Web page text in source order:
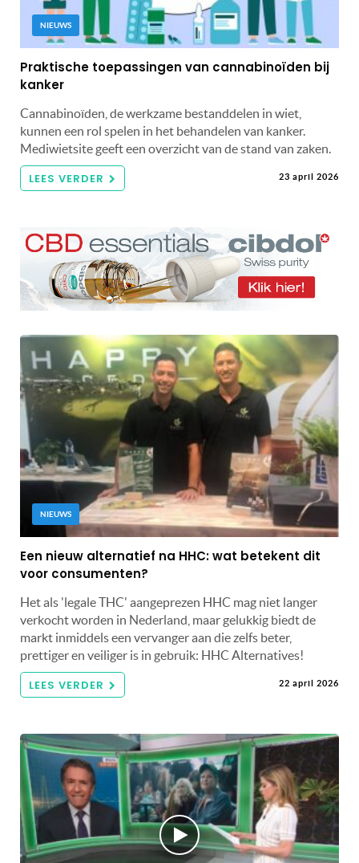
NIEUWS
Praktische toepassingen van cannabinoïden bij
kanker
Cannabinoïden, de werkzame bestanddelen in wiet,
kunnen een rol spelen in het behandelen van kanker.
Mediwietsite geeft een overzicht van de stand van zaken.
LEES VERDER 23 april 2026
NIEUWS
Een nieuw alternatief na HHC: wat betekent dit
voor consumenten?
Het als 'legale THC' aangeprezen HHC mag niet langer
verkocht worden in Nederland, maar gelukkig biedt de
markt inmiddels een vervanger aan die zelfs beter,
prettiger en veiliger is in gebruik: HHC Alternatives!
LEES VERDER 22 april 2026